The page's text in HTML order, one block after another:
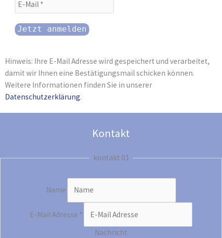
Hinweis: Ihre E-Mail Adresse wird gespeichert und verarbeitet,
damit wir Ihnen eine Bestätigungsmail schicken können.
Weitere Informationen finden Sie in unserer
Datenschutzerklärung.
Kontakt
kontakt 01
Name
E-Mail Adresse *
Nachricht